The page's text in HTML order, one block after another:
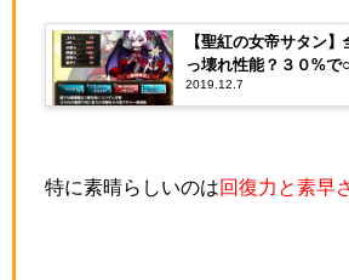
【聖紅の女帝サタン
っ壊れ性能？３０%で
2019.12.7
特に素晴らしいのは回復力と素早